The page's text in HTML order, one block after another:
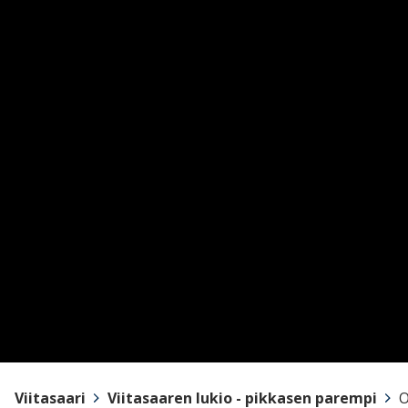
Viitasaari Viitasaaren lukio - pikkasen parempi